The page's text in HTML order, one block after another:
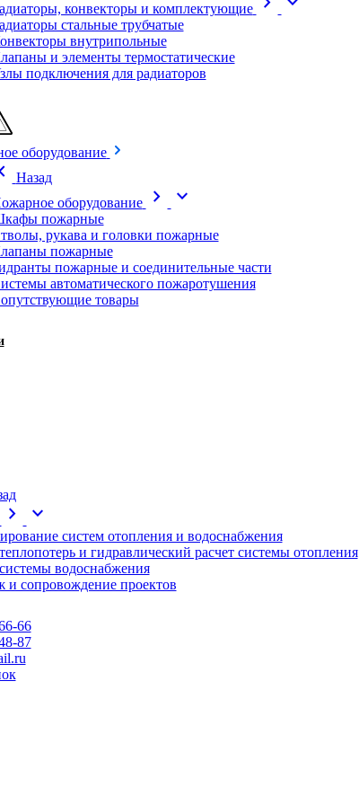
конвекторы и комплектующие
стальные трубчатые
внутрипольные
и элементы термостатические
подключения для радиаторов
оборудование
Назад
оборудование
chevron_right expand_more
пожарные
рукава и головки пожарные
пожарные
пожарные и соединительные части
автоматического пожаротушения
товары
chevron_right expand_more
систем отопления и водоснабжения
и гидравлический расчет системы отопления
водоснабжения
и сопровождение проектов
66
87